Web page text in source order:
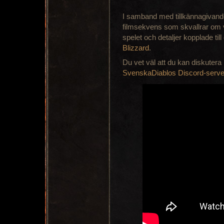
I samband med
filmsekvens som skvallrar om
spelet och detaljer kopplade
Blizzard.
Du vet väl att du kan
SvenskaDiablos Discord-